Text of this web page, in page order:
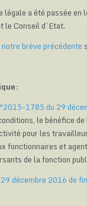
légale a été passée en
le Conseil d’Etat.
notre brève précédente
1785 du 29
le bénéfice
pour les
fonctionnaires et
de la fonction
décembre 2016 de